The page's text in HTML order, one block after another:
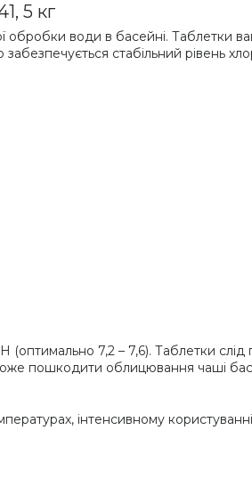
5 кг
води в басейні. Таблетки
стабільний рівень
(оптимально 7,2 – 7,6). Таблетки
пошкодити облицювання чаші
інтенсивному